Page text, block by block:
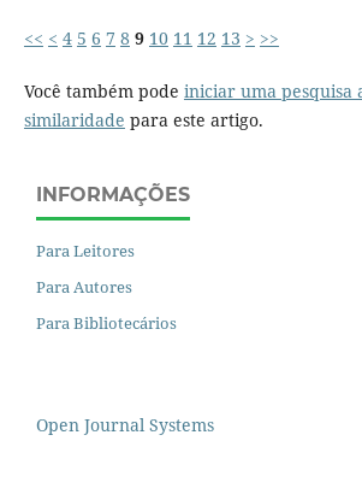
<< < 4 5 6 7 8 9 10 11 12 13 > >>
Você também pode iniciar uma pesquisa
similaridade para este artigo.
INFORMAÇÕES
Para Leitores
Para Autores
Para Bibliotecários
Open Journal Systems